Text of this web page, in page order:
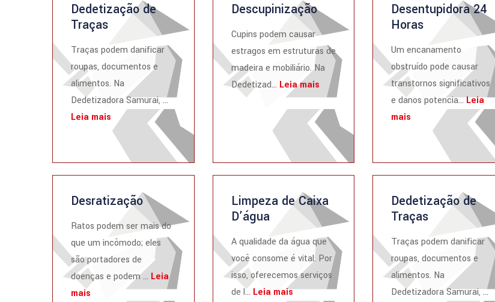
Dedetização de
Traças
Traças podem danificar
roupas, documentos e
alimentos. Na
Dedetizadora Samurai, ...
Leia mais
Descupinização
Cupins podem causar
estragos em estruturas de
madeira e mobiliário. Na
Dedetizad... Leia mais
Desentupidora 24
Horas
Um encanamento
obstruído pode causar
transtornos significativos
e danos potencia...Leia
mais
Desratização
Ratos podem ser mais do
que um incômodo; eles
são portadores de
doenças e podem ... Leia
mais
Limpeza de Caixa
D’água
A qualidade da água que
você consome é vital. Por
isso, oferecemos serviços
de l... Leia mais
Dedetização de
Traças
Traças podem danificar
roupas, documentos e
alimentos. Na
Dedetizadora Samurai, ...